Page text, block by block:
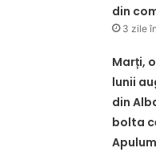
din
3 zile
Marți,
lunii
din
bolta